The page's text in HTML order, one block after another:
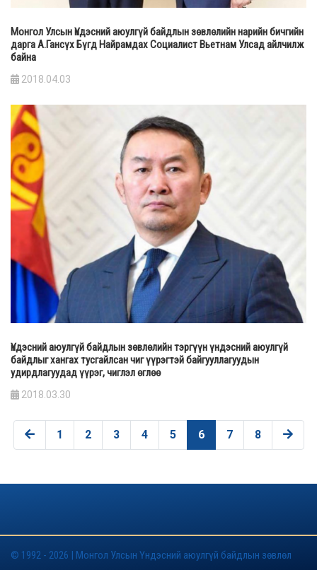
Монгол Улсын Үндэсний аюулгүй байдлын зөвлөлийн нарийн бичгийн
дарга А.Гансүх Бүгд Найрамдах Социалист Вьетнам Улсад айлчилж
байна
2018.04.03
Үндэсний аюулгүй байдлын зөвлөлийн тэргүүн үндэсний аюулгүй
байдлыг хангах тусгайлсан чиг үүрэгтэй байгууллагуудын
удирдлагуудад үүрэг, чиглэл өглөө
2018.03.30
1 2 3 4 5 6 7 8
© 1992 - 2026 | Монгол Улсын Үндэсний аюулгүй байдлын зөвлөл